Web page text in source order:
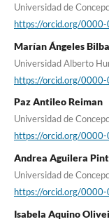
Universidad de
https://orcid.org/
Marían Ángeles
Universidad Alberto
https://orcid.org/
Paz Antileo Reiman
Universidad de
https://orcid.org/
Andrea Aguilera
Universidad de
https://orcid.org/
Isabela Aquino